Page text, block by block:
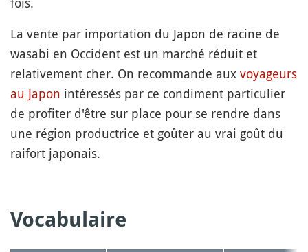
La vente par importation du Japon de racine de
wasabi en Occident est un marché réduit et
relativement cher. On recommande aux voyageurs
au Japon intéressés par ce condiment particulier
de profiter d'être sur place pour se rendre dans
une région productrice et goûter au vrai goût du
raifort japonais.
Vocabulaire